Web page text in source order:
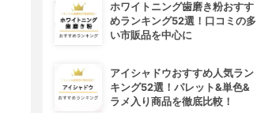
ホワイトニング歯磨き粉おすす
めランキング52選！口コミの多
い市販品を中心に
アイシャドウおすすめ人気ラン
キング52選！パレット&単色&
ラメ入り商品を徹底比較！